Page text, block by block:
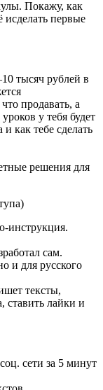
Покажу, как
исделать первые
тысяч рублей в
продавать, а
у тебя будет
как тебе сделать
решения для
инструкция.
сам.
и для русского
тексты,
ставить лайки и
сети за 5 минут